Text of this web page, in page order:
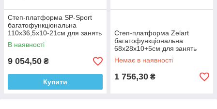
Степ-платформа SP-Sport
багатофункціональна
110x36,5x10-21см для занять
степ-аеробікою
В наявності
9 054,50 ₴
Купити
Степ-платформа Zelart
багатофункціональна
68x28x10+5см для занять
степ-аеробікою
Немає в наявності
1 756,30 ₴